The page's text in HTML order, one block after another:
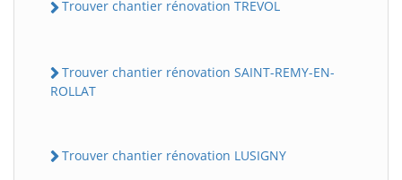
Trouver chantier rénovation TREVOL
Trouver chantier rénovation SAINT-REMY-EN-
ROLLAT
Trouver chantier rénovation LUSIGNY